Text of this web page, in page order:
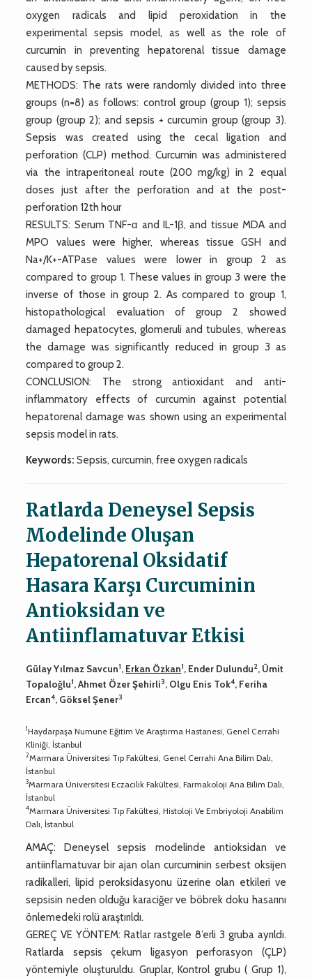
oxygen radicals and lipid peroxidation in the
experimental sepsis model, as well as the role of
curcumin in preventing hepatorenal tissue damage
caused by sepsis.
METHODS: The rats were randomly divided into three
groups (n=8) as follows: control group (group 1); sepsis
group (group 2); and sepsis + curcumin group (group 3).
Sepsis was created using the cecal ligation and
perforation (CLP) method. Curcumin was administered
via the intraperitoneal route (200 mg/kg) in 2 equal
doses just after the perforation and at the post-
perforation 12th hour
RESULTS: Serum TNF-α and IL-1β, and tissue MDA and
MPO values were higher, whereas tissue GSH and
Na+/K+-ATPase values were lower in group 2 as
compared to group 1. These values in group 3 were the
inverse of those in group 2. As compared to group 1,
histopathological evaluation of group 2 showed
damaged hepatocytes, glomeruli and tubules, whereas
the damage was significantly reduced in group 3 as
compared to group 2.
CONCLUSION: The strong antioxidant and anti-
inflammatory effects of curcumin against potential
hepatorenal damage was shown using an experimental
sepsis model in rats.
Keywords: Sepsis, curcumin, free oxygen radicals
Ratlarda Deneysel Sepsis
Modelinde Oluşan
Hepatorenal Oksidatif
Hasara Karşı Curcuminin
Antioksidan ve
Antiinflamatuvar Etkisi
Gülay Yılmaz Savcun1, Erkan Özkan1, Ender Dulundu2, Ümit
Topaloğlu1, Ahmet Özer Şehirli3, Olgu Enis Tok4, Feriha
Ercan4, Göksel Şener3
1Haydarpaşa Numune Eğitim Ve Araştırma Hastanesi, Genel Cerrahi
Kliniği, İstanbul
2Marmara Üniversitesi Tıp Fakültesi, Genel Cerrahi Ana Bilim Dalı,
İstanbul
3Marmara Üniversitesi Eczacılık Fakültesi, Farmakoloji Ana Bilim Dalı,
İstanbul
4Marmara Üniversitesi Tıp Fakültesi, Histoloji Ve Embriyoloji Anabilim
Dalı, İstanbul
AMAÇ: Deneysel sepsis modelinde antioksidan ve
antiinflamatuvar bir ajan olan curcuminin serbest oksijen
radikalleri, lipid peroksidasyonu üzerine olan etkileri ve
sepsisin neden olduğu karaciğer ve böbrek doku hasarını
önlemedeki rolü araştırıldı.
GEREÇ VE YÖNTEM: Ratlar rastgele 8’erli 3 gruba ayrıldı.
Ratlarda sepsis çekum ligasyon perforasyon (ÇLP)
yöntemiyle oluşturuldu. Gruplar, Kontrol grubu ( Grup 1),